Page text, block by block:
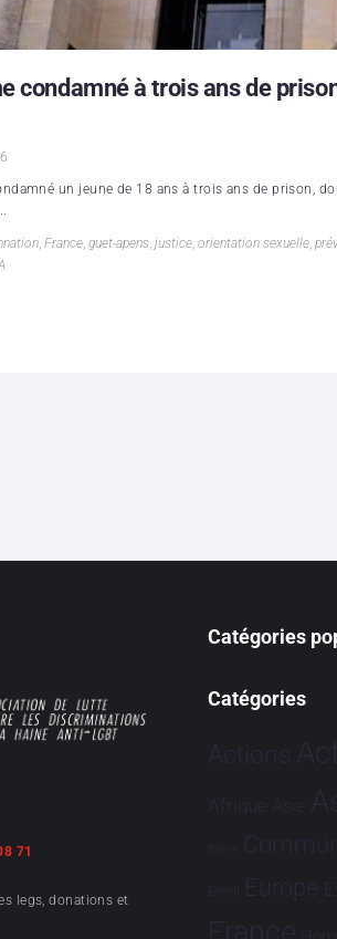
condamné à trois ans de
un jeune de 18 ans à trois ans de prison,
, France, guet-apens, justice, orientation sexuelle,
71
legs, donations et
Catégories
Catégories
Actions
Afrique Asie
Brève
Brésil Europe